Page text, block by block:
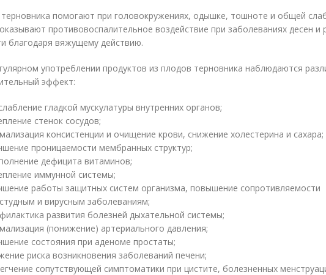
помогают при головокружениях, одышке, тошноте и общей
противовоспалительное воздействие при заболеваниях десен и
благодаря вяжущему действию.
употреблении продуктов из плодов терновника наблюдаются
эффект:
гладкой мускулатуры внутренних органов;
стенок сосудов;
консистенции и очищение крови, снижение холестерина и сахара;
проницаемости мембранных структур;
дефицита витаминов;
иммунной системы;
работы защитных систем организма, повышение сопротивляемости
и вирусным заболеваниям;
развития болезней дыхательной системы;
(понижение) артериального давления;
состояния при аденоме простаты;
риска возникновения заболеваний печени;
сопутствующей симптоматики при цистите, болезненных